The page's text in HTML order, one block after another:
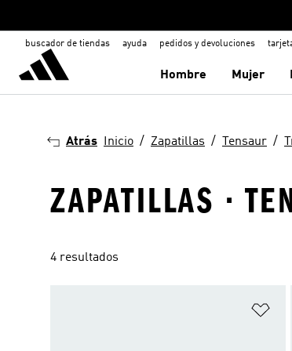
buscador de tiendas ayuda pedidos y devoluciones
Hombre Mujer
Atrás Inicio Zapatillas Tensaur
ZAPATILLAS ·
4 resultados